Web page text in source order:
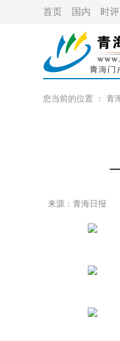
首页 国内 时评
您当前的位置 ： 青
来源：青海日报